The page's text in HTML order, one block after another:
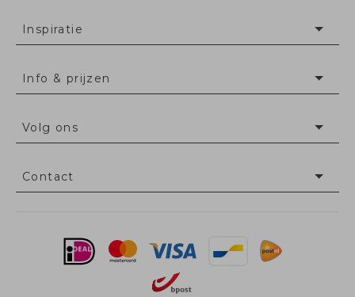
Inspiratie
Info & prijzen
Volg ons
Contact